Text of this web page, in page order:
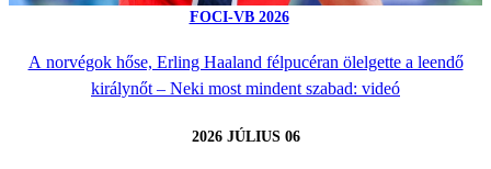
FOCI-VB 2026
A norvégok hőse, Erling Haaland félpucéran ölelgette a leendő
királynőt – Neki most mindent szabad: videó
2026 JÚLIUS 06